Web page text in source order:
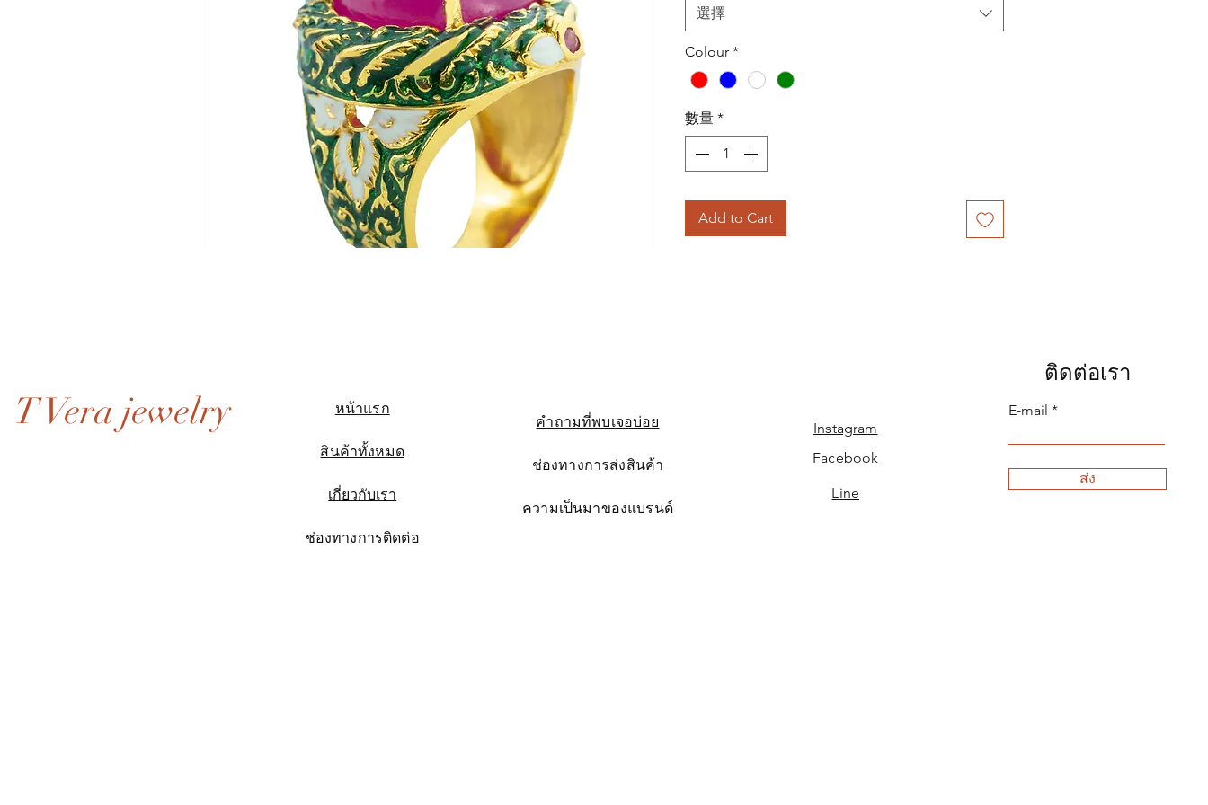
Main Materials : 925 sterling silver with gold plated
and natural gemstone, cold enamel
Contact us for more details +66817014021 hataisilver@hotmail.com
選擇
Colour *
數量 *
Add to Cart
T Vera jewelry หน้าแรก
สินค้าทั้งหมด
เกี่ยวกับเรา
ช่องทางการติดต่อ
คำถามที่พบเจอบ่อย
ช่องทางการส่งสินค้า
ความเป็นมาของแบรนด์
Instagram
Facebook
Line
ติดต่อเรา
E-mail
ส่ง